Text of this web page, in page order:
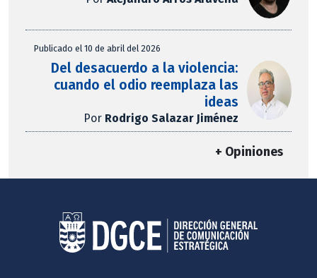
Publicado el 10 de abril del 2026
Del desacuerdo a la violencia:
cuando el odio reemplaza las
ideas
Por Rodrigo Salazar Jiménez
+ Opiniones